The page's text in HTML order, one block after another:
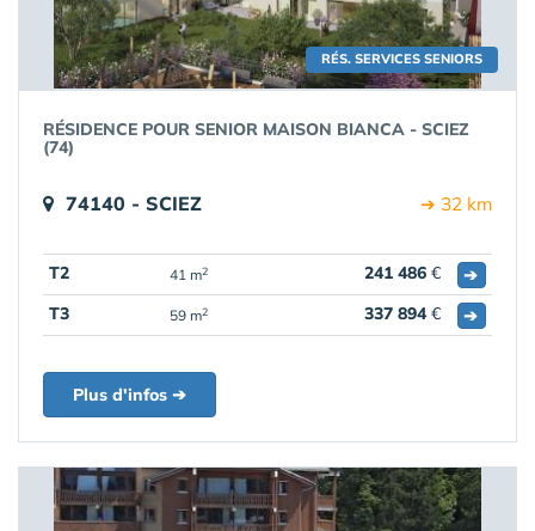
RÉS. SERVICES SENIORS
RÉSIDENCE POUR SENIOR MAISON BIANCA - SCIEZ
(74)
74140 - SCIEZ ➔ 32 km
T2 41 m2 241 486 €
➔
T3
59 m2 337 894€ ➔
Plus d'infos ➔